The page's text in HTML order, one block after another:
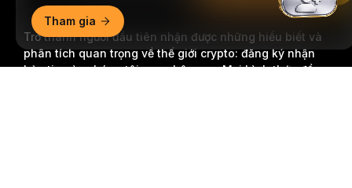
Trở thành người đầu tiên nhận được những hiểu biết và
phân tích quan trọng về thế giới crypto: đăng ký nhận
bản tin của chúng tôi ngay hôm nay.Mọi hình thức đầu
Tham gia